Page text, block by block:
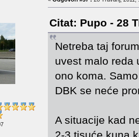
Citat: Pupo - 28
Netreba taj
uvest malo reda
ono koma.
DBK se neće
A situacije kad
2-3 tisuće kuna